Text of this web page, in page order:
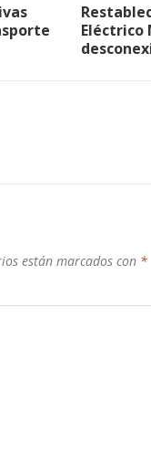
Eléctrico
están marcados con *